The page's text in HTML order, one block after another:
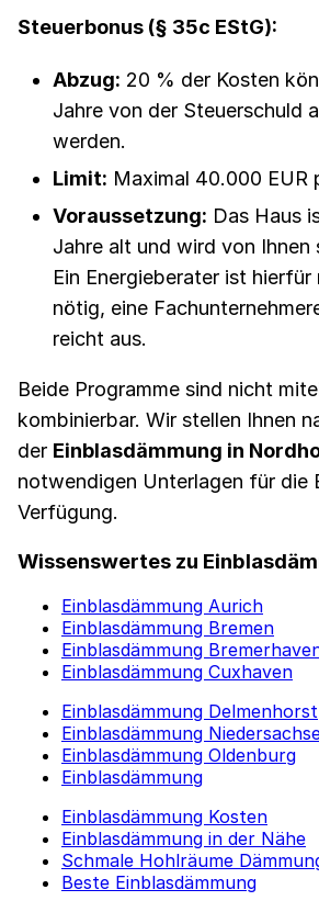
Steuerbonus (§ 35c EStG):
Abzug: 20 % der Kosten
Jahre von der Steuerschuld
werden.
Limit: Maximal 40.000 EUR
Voraussetzung: Das Haus
Jahre alt und wird von
Ein Energieberater ist
nötig, eine
reicht aus.
Beide Programme sind nicht
kombinierbar. Wir stellen Ihnen
der Einblasdämmung in
notwendigen Unterlagen für die
Verfügung.
Wissenswertes zu
Einblasdämmung Aurich
Einblasdämmung Bremen
Einblasdämmung
Einblasdämmung Cuxhaven
Einblasdämmung Delmenhorst
Einblasdämmung
Einblasdämmung Oldenburg
Einblasdämmung
Einblasdämmung Kosten
Einblasdämmung in der Nähe
Schmale Hohlräume
Beste Einblasdämmung